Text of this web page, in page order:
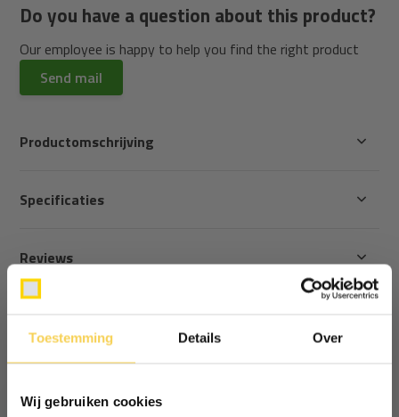
Toestemming Details Over
Wij gebruiken cookies
Do you have a question about this product?
Our employee is happy to help you find the right product
Send mail
Productomschrijving
Specificaties
Reviews
Recent bekeken
Ontvang €5,- korting!
Schrijf je in voor de nieuwsbrief en